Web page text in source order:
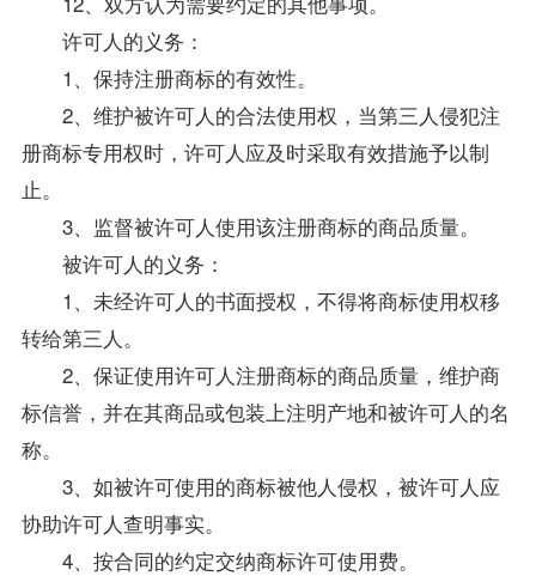
许可人的义务：
1、保持注册商标的有效性。
2、维护被许可人的合法使用权，当第三人侵犯注
册商标专用权时，许可人应及时采取有效措施予以制
止。
3、监督被许可人使用该注册商标的商品质量。
被许可人的义务：
1、未经许可人的书面授权，不得将商标使用权移
转给第三人。
2、保证使用许可人注册商标的商品质量，维护商
标信誉，并在其商品或包装上注明产地和被许可人的名
称。
3、如被许可使用的商标被他人侵权，被许可人应
协助许可人查明事实。
4、按合同的约定交纳商标许可使用费。